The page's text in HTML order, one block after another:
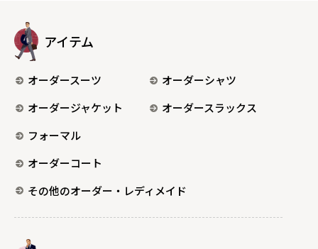
アイテム
オーダースーツ
オーダーシャツ
オーダージャケット
オーダースラックス
フォーマル
オーダーコート
その他のオーダー・レディメイド